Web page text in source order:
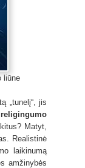
liūne
„tunelį“, jis
Matyt,
Realistinė
laikinumą
amžinybės